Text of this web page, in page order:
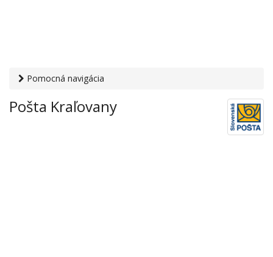
Pomocná navigácia
služby› Pošty › Pošta Kraľovany
Pošta Kraľovany